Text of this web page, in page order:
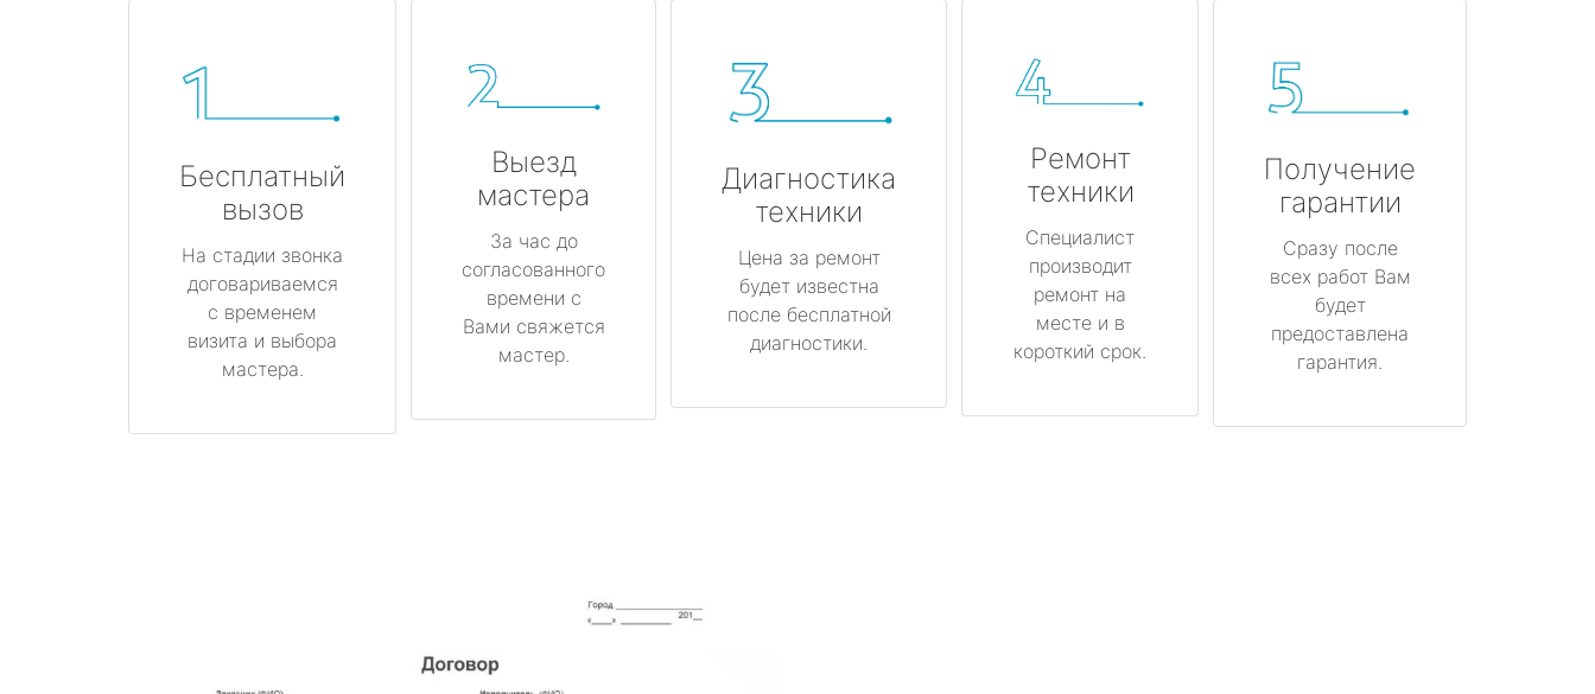
Бесплатный
вызов
На стадии звонка
договариваемся
с временем
визита и выбора
мастера.
Выезд
мастера
За час до
согласованного
времени с
Вами свяжется
мастер.
Диагностика
техники
Цена за ремонт
будет известна
после бесплатной
диагностики.
Ремонт
техники
Специалист
производит
ремонт на
месте и в
короткий срок.
Получение
гарантии
Сразу после
всех работ Вам
будет
предоставлена
гарантия.